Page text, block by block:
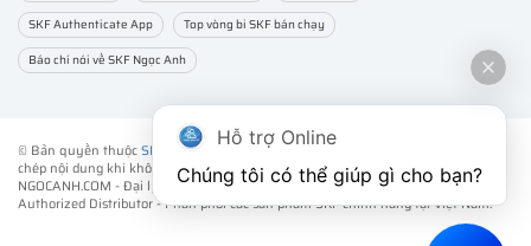
SKF Authenticate App
Top vòng bi SKF bán chạy
Báo chí nói về SKF Ngọc Anh
© Bản quyền thuộcSKF NGỌC ANH. ® All rights reserved - Vui lòng không sao
chép nội dung khi không được sự đồng ý của chúng tôi.
NGOCANH.COM - Đại lý ủy quyền vòng bi bạc đạn SKF chính hãng -SKF
Authorized Distributor- Phân phối các sản phẩm SKF chính hãng tại Việt Nam.
Hỗ trợ Online
Chúng tôi có thể giúp gì cho bạn?